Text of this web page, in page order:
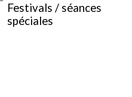
Festivals / séances
spéciales